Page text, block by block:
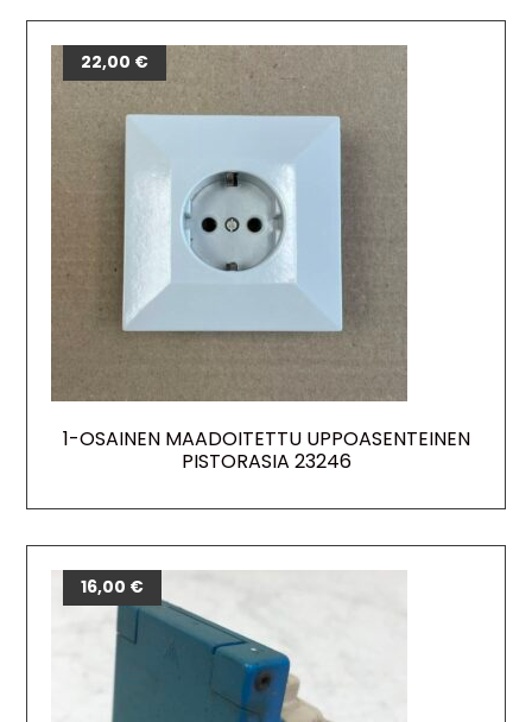
1-OSAINEN MAADOITETTU UPPOASENTEINEN
PISTORASIA 23246
22,00 €
16,00 €